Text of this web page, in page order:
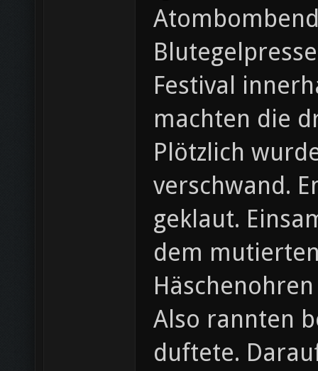
Festival
machten die
Plötzlich
verschwand.
geklaut.
dem
Also rannten
duftete.